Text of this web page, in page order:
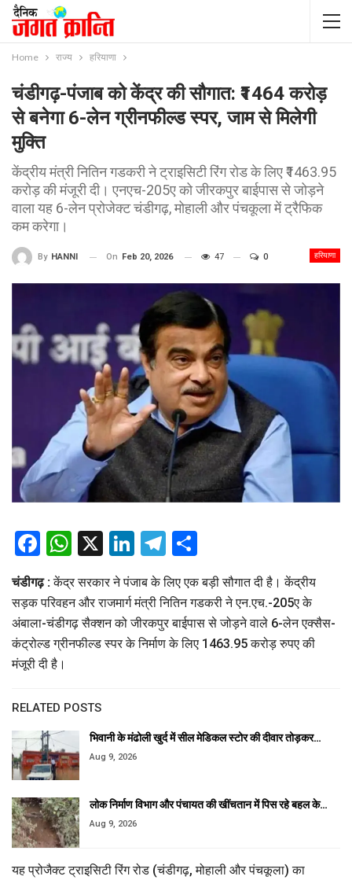
Home राज्य हरियाणा
चंडीगढ़-पंजाब को केंद्र की सौगात: ₹1464 करोड़
से बनेगा 6-लेन ग्रीनफील्ड स्पर, जाम से मिलेगी
मुक्ति
केंद्रीय मंत्री नितिन गडकरी ने ट्राइसिटी रिंग रोड के लिए ₹1463.95
करोड़ की मंजूरी दी। एनएच-205ए को जीरकपुर बाईपास से जोड़ने
वाला यह 6-लेन प्रोजेक्ट चंडीगढ़, मोहाली और पंचकूला में ट्रैफिक
कम करेगा।
हरियाणा
By HANNI On Feb 20, 2026 47 0
Facebook
WhatsApp
X LinkedIn
Telegram
चंडीगढ़ :केंद्र सरकार ने पंजाब के लिए एक बड़ी सौगात दी है। केंद्रीय
सड़क परिवहन और राजमार्ग मंत्री नितिन गडकरी ने एन.एच.-205ए के
अंबाला-चंडीगढ़ सैक्शन को जीरकपुर बाईपास से जोड़ने वाले 6-लेन एक्सैस-
कंट्रोल्ड ग्रीनफील्ड स्पर के निर्माण के लिए 1463.95 करोड़ रुपए की
मंजूरी दी है।
RELATED POSTS
भिवानी के मंढोली खुर्द में सील मेडिकल स्टोर की दीवार तोड़कर…
Aug 9, 2026
लोक निर्माण विभाग और पंचायत की खींचतान में पिस रहे बहल के…
Aug 9, 2026
यह प्रोजैक्ट ट्राइसिटी रिंग रोड (चंडीगढ़, मोहाली और पंचकूला) का